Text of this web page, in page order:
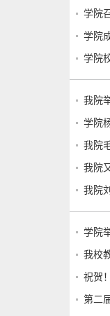
学院
学院
学院
我院
学院
我院
我院
我院
学院
我校
祝贺
第二